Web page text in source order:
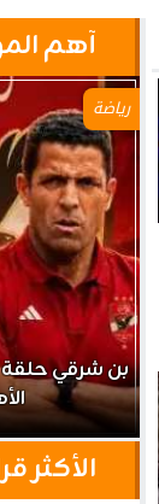
آهم
رياضة
بن شرقي حلقة
الأكثر